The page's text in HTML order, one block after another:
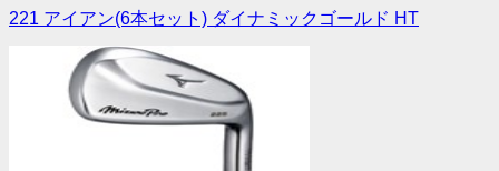
221 アイアン(6本セット) ダイナミックゴールド HT